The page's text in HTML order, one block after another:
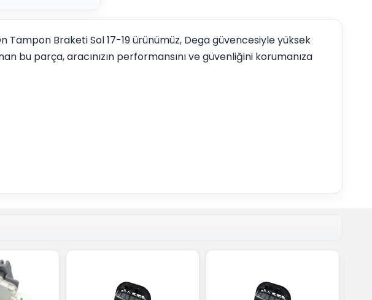
Tampon Braketi Sol 17-19 ürünümüz, Dega güvencesiyle yüksek
bu parça, aracınızın performansını ve güvenliğini korumanıza